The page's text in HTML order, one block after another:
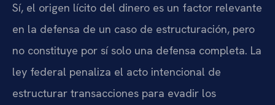
Sí, el origen lícito del dinero es un factor relevante
en la defensa de un caso de estructuración, pero
no constituye por sí solo una defensa completa. La
ley federal penaliza el acto intencional de
estructurar transacciones para evadir los